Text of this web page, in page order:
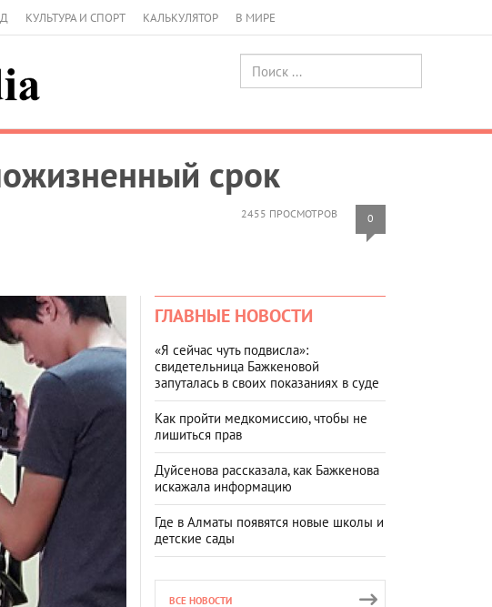
КУЛЬТУРА И СПОРТ КАЛЬКУЛЯТОР В МИРЕ
срок
2455 ПРОСМОТРОВ 0
ГЛАВНЫЕ НОВОСТИ
«Я сейчас чуть подвисла»:
свидетельница Бажкеновой
запуталась в своих показаниях в суде
Как пройти медкомиссию, чтобы не
лишиться прав
Дуйсенова рассказала, как Бажкенова
искажала информацию
Где в Алматы появятся новые школы и
детские сады
ВСЕ НОВОСТИ